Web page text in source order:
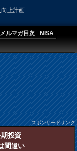
向上計画
メルマガ目次
NISA
スポンサードリンク
投資
間違い